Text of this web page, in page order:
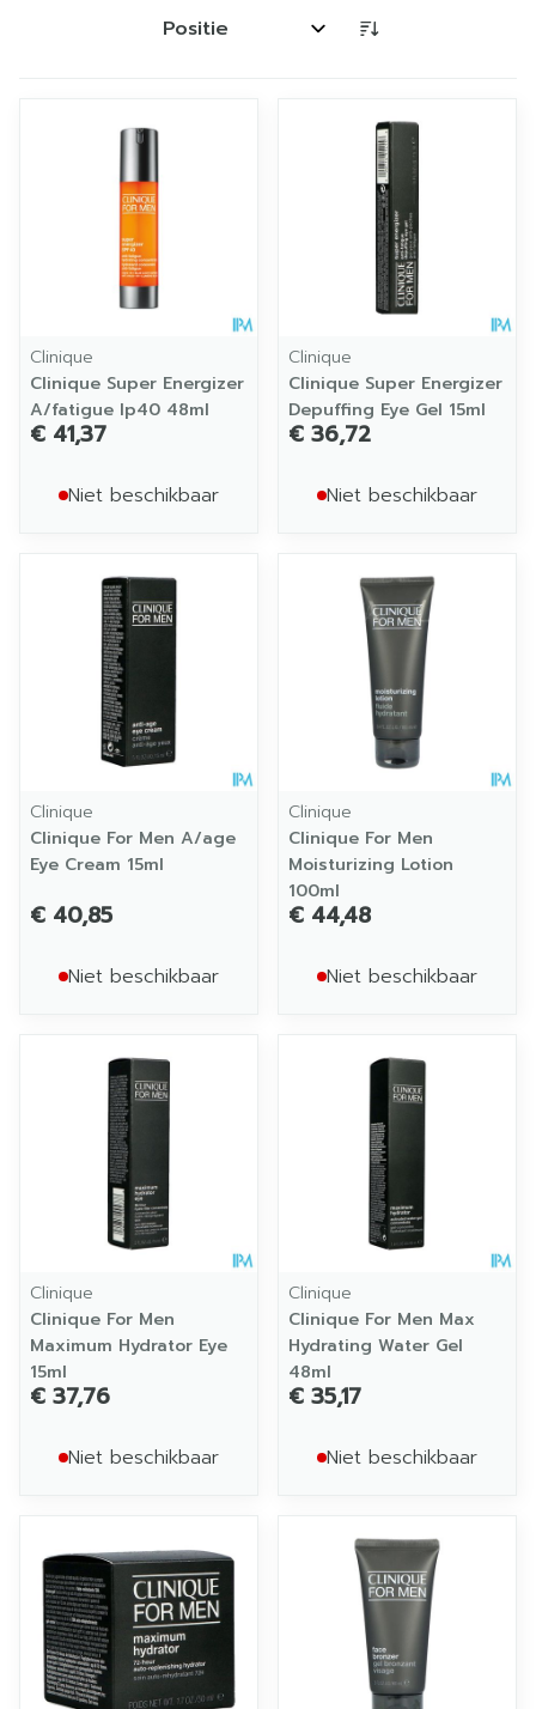
Sorteer op:
Clinique
Clinique Super Energizer
A/fatigue Ip40 48ml
€ 41,37
Niet beschikbaar
Clinique
Clinique Super Energizer
Depuffing Eye Gel 15ml
€ 36,72
Niet beschikbaar
Clinique
Clinique For Men A/age
Eye Cream 15ml
€ 40,85
Niet beschikbaar
Clinique
Clinique For Men
Moisturizing Lotion
100ml
€ 44,48
Niet beschikbaar
Clinique
Clinique For Men
Maximum Hydrator Eye
15ml
€ 37,76
Niet beschikbaar
Clinique
Clinique For Men Max
Hydrating Water Gel
48ml
€ 35,17
Niet beschikbaar